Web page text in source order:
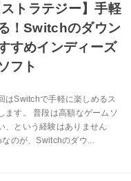
ストラテジー】手軽
！Switchのダウン
すめインディーズ
フト
はSwitchで手軽に楽しめるス
ます。 普段は高額なゲームソ
、という経験はありません
のが、Switchのダウ...